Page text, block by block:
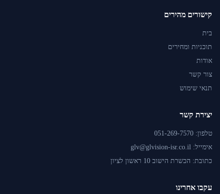
קישורים מהירים
בית
תוכניות ומחירים
אודות
צור קשר
תנאי שימוש
יצירת קשר
טלפון: 051-269-7570
אימייל: glv@glvision-isr.co.il
כתובת: הכשרת הישוב 10 ראשון לציון
עקבו אחרינו